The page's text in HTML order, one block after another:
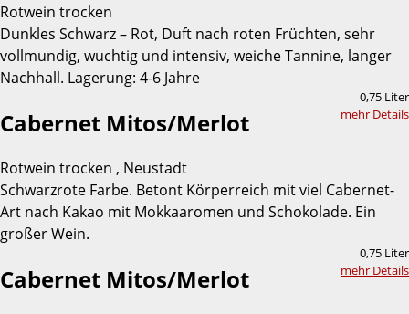
Rotwein trocken
Dunkles Schwarz – Rot, Duft nach roten Früchten, sehr
vollmundig, wuchtig und intensiv, weiche Tannine, langer
Nachhall. Lagerung: 4-6 Jahre
0,75 Liter
mehr Details
Cabernet Mitos/Merlot
Rotwein trocken , Neustadt
Schwarzrote Farbe. Betont Körperreich mit viel Cabernet-
Art nach Kakao mit Mokkaaromen und Schokolade. Ein
großer Wein.
0,75 Liter
mehr Details
Cabernet Mitos/Merlot